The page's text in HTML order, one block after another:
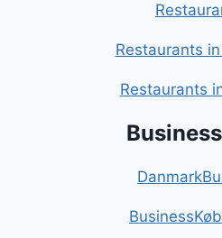
Restaurants
Restaurants